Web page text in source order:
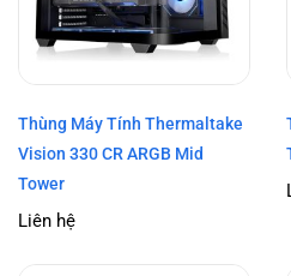
Thùng Máy Tính Thermaltake
Vision 330 CR ARGB Mid
Tower
Liên hệ